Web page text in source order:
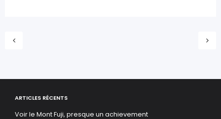
ARTICLES RÉCENTS
Voir le Mont Fuji, presque un achievement